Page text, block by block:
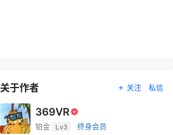
关于作者 关注 私信
369VR
铂金 Lv3 终身会员